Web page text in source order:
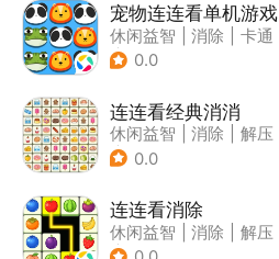
宠物连连看单机游戏
休闲益智 消除
卡通
| 连线
0.0
连连看经典消消
休闲益智 消除
解压
| 清新
0.0
连连看消除
休闲益智 消除
解压
| 挑战破纪录